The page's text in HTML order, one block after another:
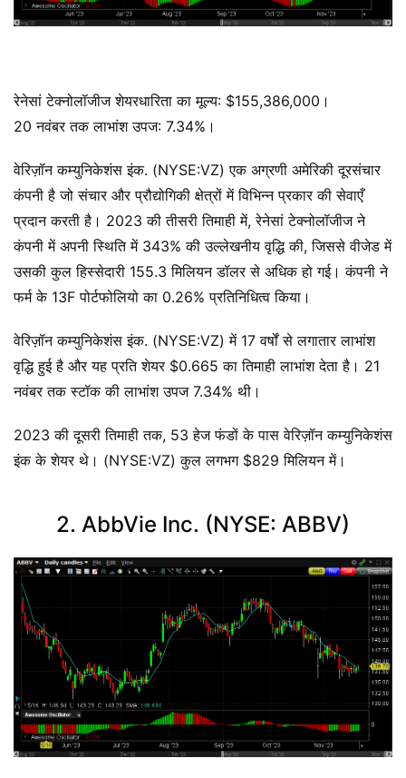
रेनेसां टेक्नोलॉजीज शेयरधारिता का मूल्य: $155,386,000।
20 नवंबर तक लाभांश उपज: 7.34%।
वेरिज़ॉन कम्युनिकेशंस इंक. (NYSE:VZ) एक अग्रणी अमेरिकी दूरसंचार
कंपनी है जो संचार और प्रौद्योगिकी क्षेत्रों में विभिन्न प्रकार की सेवाएँ
प्रदान करती है। 2023 की तीसरी तिमाही में, रेनेसां टेक्नोलॉजीज ने
कंपनी में अपनी स्थिति में 343% की उल्लेखनीय वृद्धि की, जिससे वीजेड में
उसकी कुल हिस्सेदारी 155.3 मिलियन डॉलर से अधिक हो गई। कंपनी ने
फर्म के 13F पोर्टफोलियो का 0.26% प्रतिनिधित्व किया।
वेरिज़ॉन कम्युनिकेशंस इंक. (NYSE:VZ) में 17 वर्षों से लगातार लाभांश
वृद्धि हुई है और यह प्रति शेयर $0.665 का तिमाही लाभांश देता है। 21
नवंबर तक स्टॉक की लाभांश उपज 7.34% थी।
2023 की दूसरी तिमाही तक, 53 हेज फंडों के पास वेरिज़ॉन कम्युनिकेशंस
इंक के शेयर थे। (NYSE:VZ) कुल लगभग $829 मिलियन में।
2. AbbVie Inc. (NYSE: ABBV)